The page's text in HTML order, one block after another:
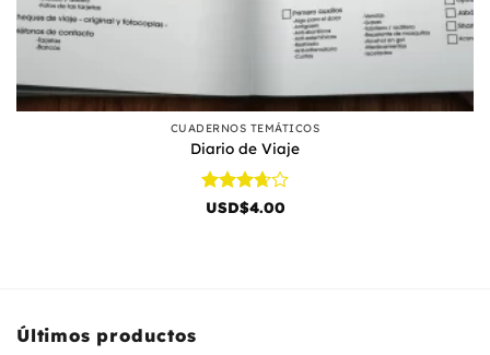
CUADERNOS TEMÁTICOS
Diario de Viaje
Valorado
USD$4.00
Últimos productos